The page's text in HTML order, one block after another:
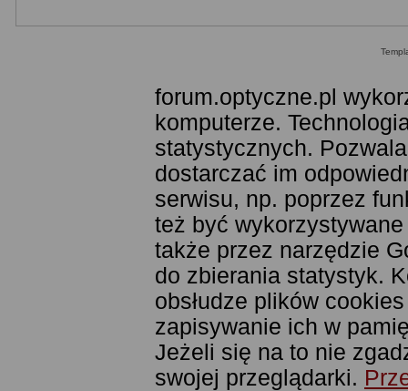
forum.optyczne.pl
komputerze.
statystycznych.
dostarczać im
serwisu, np. poprzez
też być
także przez narzędzie
do zbierania statystyk.
obsłudze plików
zapisywanie ich w
Jeżeli się na to nie
swojej przeglądarki.